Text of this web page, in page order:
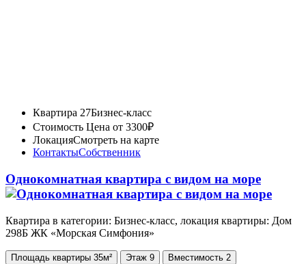
Квартира 27Бизнес-класс
Стоимость Цена от 3300₽
ЛокацияСмотреть на карте
КонтактыСобственник
Однокомнатная квартира с видом на море
Квартира в категории: Бизнес-класс, локация квартиры: Дом
298Б ЖК «Морская Симфония»
Площадь квартиры 35м² Этаж 9 Вместимость 2